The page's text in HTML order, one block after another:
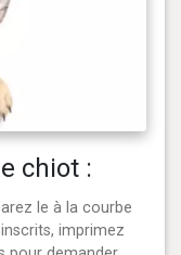
chiot :
le à la courbe
imprimez